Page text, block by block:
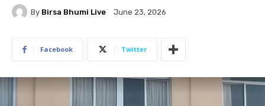
By Birsa Bhumi Live June 23, 2026
Facebook Twitter